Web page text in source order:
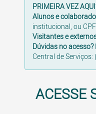
PRIMEIRA VEZ
Alunos e
institucional, ou
Visitantes e
Dúvidas no acesso?
Central de